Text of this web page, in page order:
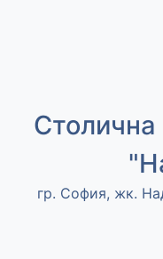
гр. София, жк.